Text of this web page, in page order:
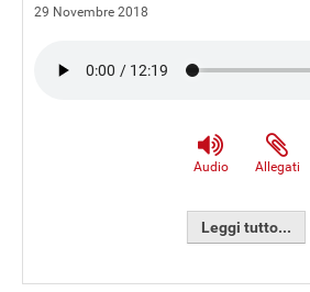
29 Novembre 2018
Audio Allegati
Leggi tutto...